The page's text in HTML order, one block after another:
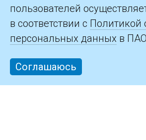
пользователей
в соответствии с Политикой
персональных данных в
Соглашаюсь